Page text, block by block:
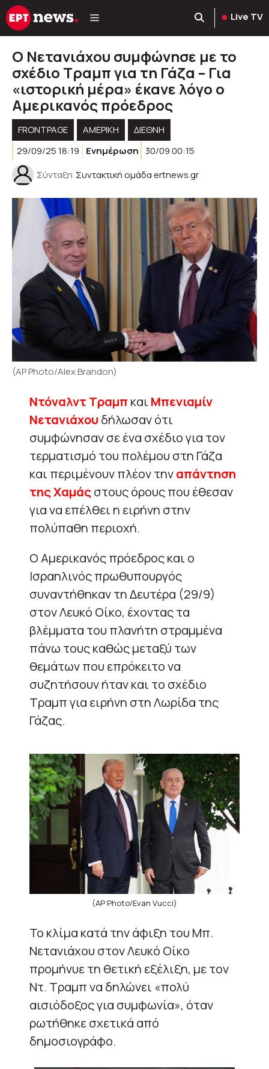
Μετάβαση
σε
Live TV
Ο Νετανιάχου συμφώνησε με το
σχέδιο Τραμπ για τη Γάζα – Για
«ιστορική μέρα» έκανε λόγο ο
Αμερικανός πρόεδρος
FRONTPAGE ΑΜΕΡΙΚΉ
ΔΙΕΘΝΗ
29/09/25 18:19
Ενημέρωση
30/09 00:15
Σύνταξη Συντακτική ομάδα ertnews.gr
(AP Photo/Alex Brandon)
Ντόναλντ Τραμπ και Μπενιαμίν
Νετανιάχου δήλωσαν ότι
συμφώνησαν σε ένα σχέδιο για τον
τερματισμό του πολέμου στη Γάζα
και περιμένουν πλέον τηναπάντηση
της Χαμάςστους όρους που έθεσαν
για να επέλθει η ειρήνη στην
πολύπαθη περιοχή.
Ο Αμερικανός πρόεδρος και ο
Ισραηλινός πρωθυπουργός
συναντήθηκαν τη Δευτέρα (29/9)
στον Λευκό Οίκο, έχοντας τα
βλέμματα του πλανήτη στραμμένα
πάνω τους καθώς μεταξύ των
θεμάτων που επρόκειτο να
συζητήσουν ήταν και το σχέδιο
Τραμπ για ειρήνη στη Λωρίδα της
Γάζας.
(AP Photo/Evan Vucci)
Το κλίμα κατά την άφιξη του Μπ.
Νετανιάχου στον Λευκό Οίκο
προμήνυε τη θετική εξέλιξη, με τον
Ντ. Τραμπ να δηλώνει «πολύ
αισιόδοξος για συμφωνία», όταν
ρωτήθηκε σχετικά από
δημοσιογράφο.